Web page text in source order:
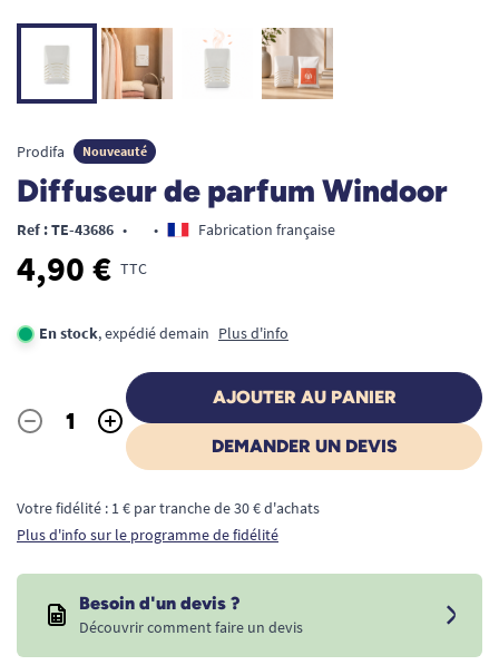
Prodifa Nouveauté
Diffuseur de parfum Windoor
Ref : TE-43686 • • Fabrication française
4,90 € TTC
En stock, expédié demain Plus d'info
Quantité
- +
AJOUTER AU PANIER
DEMANDER UN DEVIS
Votre fidélité : 1 € par tranche de 30 € d'achats
Plus d'info sur le programme de fidélité
Besoin d'un devis ?
Découvrir comment faire un devis